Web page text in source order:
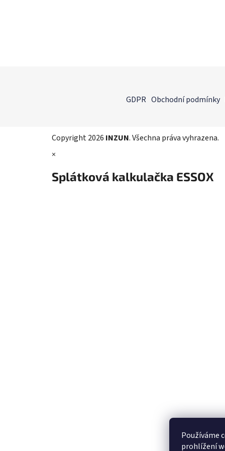
Používáme
prohlížení
GDPR Obchodní podmínky
Copyright 2026 INZUN. Všechna práva vyhrazena.
×
Splátková kalkulačka ESSOX